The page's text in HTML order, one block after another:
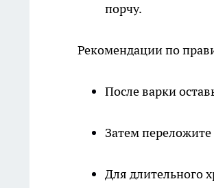
порчу.
Рекомендации по
После варки
Затем
Для длительного